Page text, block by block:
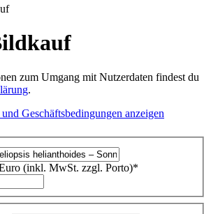
zum Umgang mit Nutzerdaten findest du
.
Geschäftsbedingungen anzeigen
(inkl. MwSt. zzgl. Porto)*